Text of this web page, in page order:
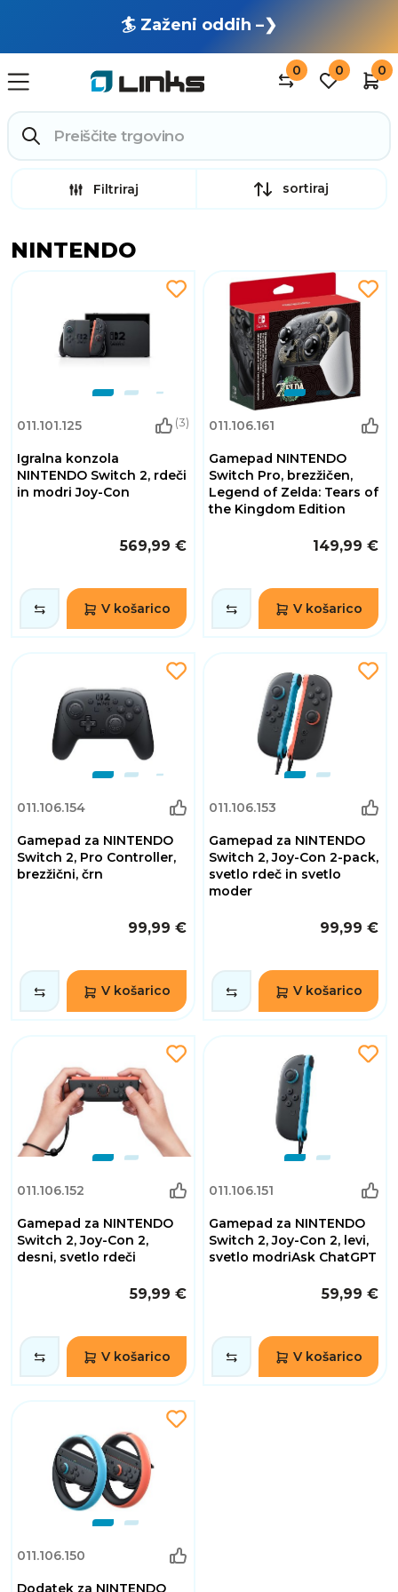
🏄 Zaženi oddih –❯
0 0 0
Filtriraj sortiraj
NINTENDO
011.101.125 (3)
Igralna konzola
NINTENDO Switch 2, rdeči
in modri Joy-Con
569,99 €
V košarico
011.106.161
Gamepad NINTENDO
Switch Pro, brezžičen,
Legend of Zelda: Tears of
the Kingdom Edition
149,99 €
V košarico
011.106.154
Gamepad za NINTENDO
Switch 2, Pro Controller,
brezžični, črn
99,99 €
V košarico
011.106.153
Gamepad za NINTENDO
Switch 2, Joy-Con 2-pack,
svetlo rdeč in svetlo
moder
99,99 €
V košarico
011.106.152
Gamepad za NINTENDO
Switch 2, Joy-Con 2,
desni, svetlo rdeči
59,99 €
V košarico
011.106.151
Gamepad za NINTENDO
Switch 2, Joy-Con 2, levi,
svetlo modriAsk ChatGPT
59,99 €
V košarico
011.106.150
Dodatek za NINTENDO